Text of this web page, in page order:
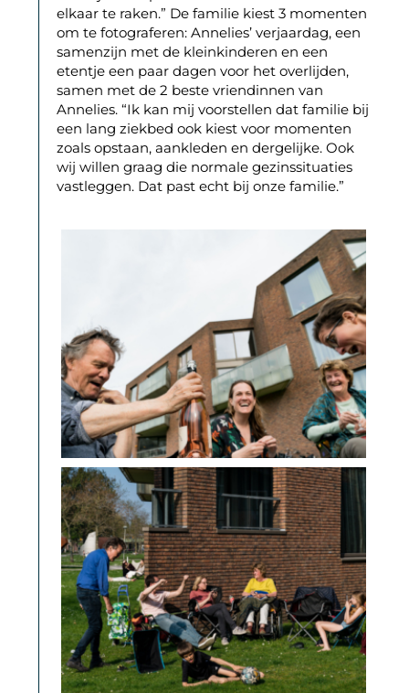
elkaar te raken.” De familie kiest 3 momenten
om te fotograferen: Annelies’ verjaardag, een
samenzijn met de kleinkinderen en een
etentje een paar dagen voor het overlijden,
samen met de 2 beste vriendinnen van
Annelies. “Ik kan mij voorstellen dat familie bij
een lang ziekbed ook kiest voor momenten
zoals opstaan, aankleden en dergelijke. Ook
wij willen graag die normale gezinssituaties
vastleggen. Dat past echt bij onze familie.”